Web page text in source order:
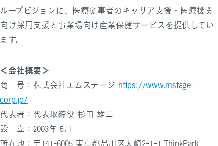
ループビジョンに、医療従事者のキャリア支援・医療機関
向け採用支援と事業場向け産業保健サービスを提供してい
ます。
＜会社概要＞
商 号：株式会社エムステージ https://www.mstage-
corp.jp/
代表者：代表取締役 杉田 雄二
設 立：2003年 5月
所在地：〒141-6005 東京都品川区大崎2-1-1 ThinkPark